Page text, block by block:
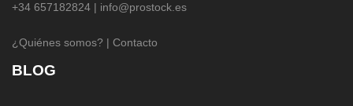
+34 657182824 | info@prostock.es
¿Quiénes somos? | Contacto
BLOG